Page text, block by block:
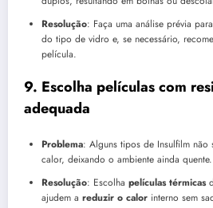
Resolução: Faça uma análise prévia
do tipo de vidro e, se necessário,
película.
9. Escolha películas com
adequada
Problema: Alguns tipos de Insulfilm não
calor, deixando o ambiente ainda quente.
Resolução: Escolha películas térmicas
ajudem a reduzir o calor interno sem